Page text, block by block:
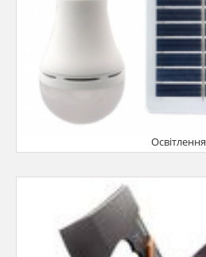
Освітлення